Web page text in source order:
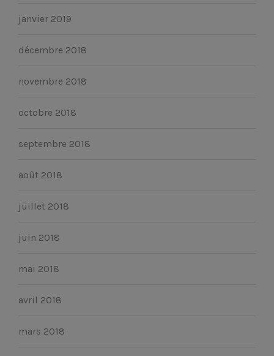
janvier 2019
décembre 2018
novembre 2018
octobre 2018
septembre 2018
août 2018
juillet 2018
juin 2018
mai 2018
avril 2018
mars 2018